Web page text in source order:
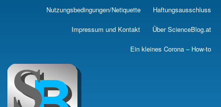
Skip
main
Nutzungsbedingungen/Netiquette Haftungsausschluss
Impressum und Kontakt Über ScienceBlog.at
Ein kleines Corona – How-to